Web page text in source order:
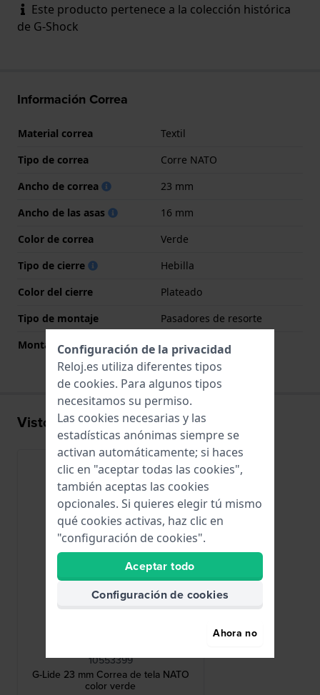
Este producto pertenece a la colección histórica
de G-Shock
Información Correa
Material correa
Textil
Tipo de correa
Corre NATO
Ancho de correa
23 mm
Ancho de las asas
16 mm
Color de correa
Verde
Tipo de cierre
Hebilla
Color del cierre
Plateado
Tipo de montaje
Pasadores de resorte
Montaje Recto
No
Visto recientemente
10553399
G-Lide 23 mm Correa de tela NATO
color verde
Configuración de la privacidad
Reloj.es utiliza diferentes tipos
de cookies. Para algunos tipos
necesitamos su permiso.
Las cookies necesarias y las
estadísticas anónimas siempre se
activan automáticamente; si haces
clic en "aceptar todas las cookies",
también aceptas las cookies
opcionales. Si quieres elegir tú mismo
qué cookies activas, haz clic en
"configuración de cookies".
Aceptar todo
Configuración de cookies
Ahora no